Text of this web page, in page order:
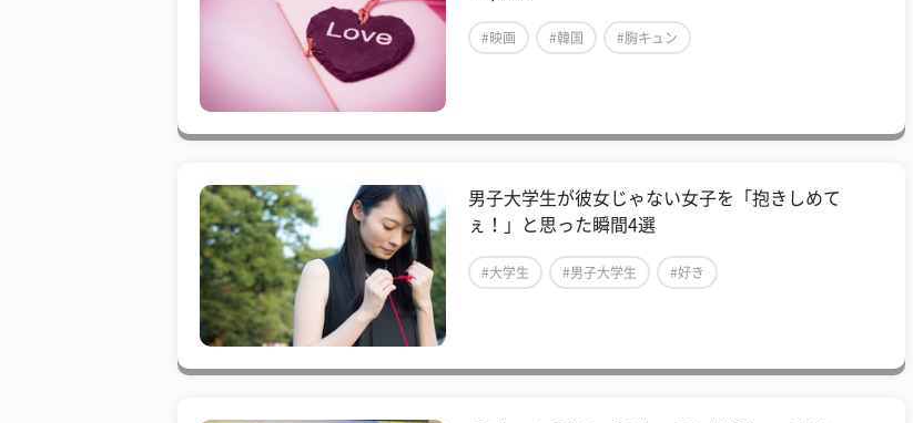
#映画 #韓国 #胸キュン
男子大学生が彼女じゃない女子を「抱きしめて
ぇ！」と思った瞬間4選
#大学生 #男子大学生 #好き